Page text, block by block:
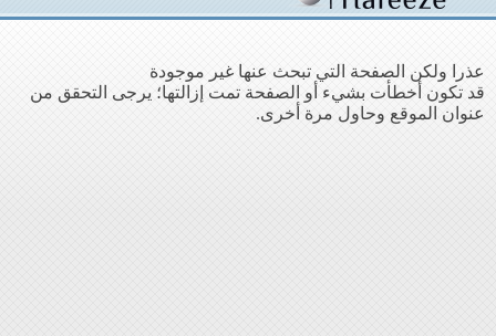
عذرا ولكن الصفحة التي تبحث عنها غير موجودة
قد تكون أخطأت بشيء أو الصفحة تمت إزالتها؛ يرجى التحقق من
عنوان الموقع وحاول مرة أخرى.